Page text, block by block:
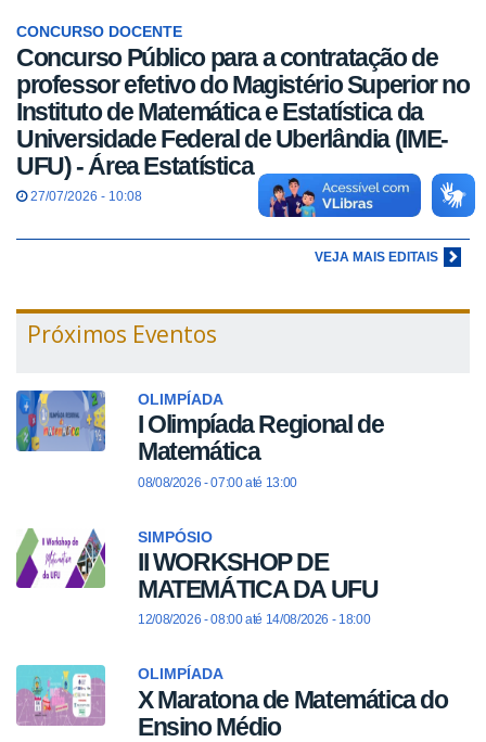
CONCURSO DOCENTE
Concurso Público para a contratação de
professor efetivo do Magistério Superior no
Instituto de Matemática e Estatística da
Universidade Federal de Uberlândia (IME-
UFU) - Área Estatística
27/07/2026 - 10:08
VEJA MAIS EDITAIS
Próximos Eventos
OLIMPÍADA
I Olimpíada Regional de
Matemática
08/08/2026 -07:00até 13:00
SIMPÓSIO
II WORKSHOP DE
MATEMÁTICA DA UFU
12/08/2026 - 08:00até 14/08/2026 - 18:00
OLIMPÍADA
X Maratona de Matemática do
Ensino Médio